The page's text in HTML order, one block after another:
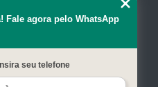
Fale agora pelo WhatsApp
Insira seu telefone